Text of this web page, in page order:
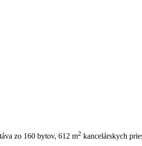
zo 160 bytov, 612 m2 kancelárskych